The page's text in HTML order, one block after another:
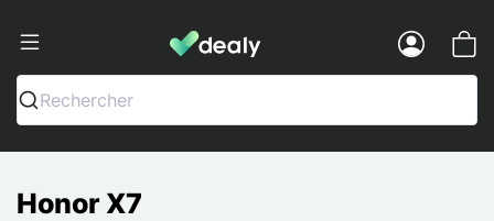
Dealy - Kotelot ja tarvikkeet
Rechercher
Honor X7